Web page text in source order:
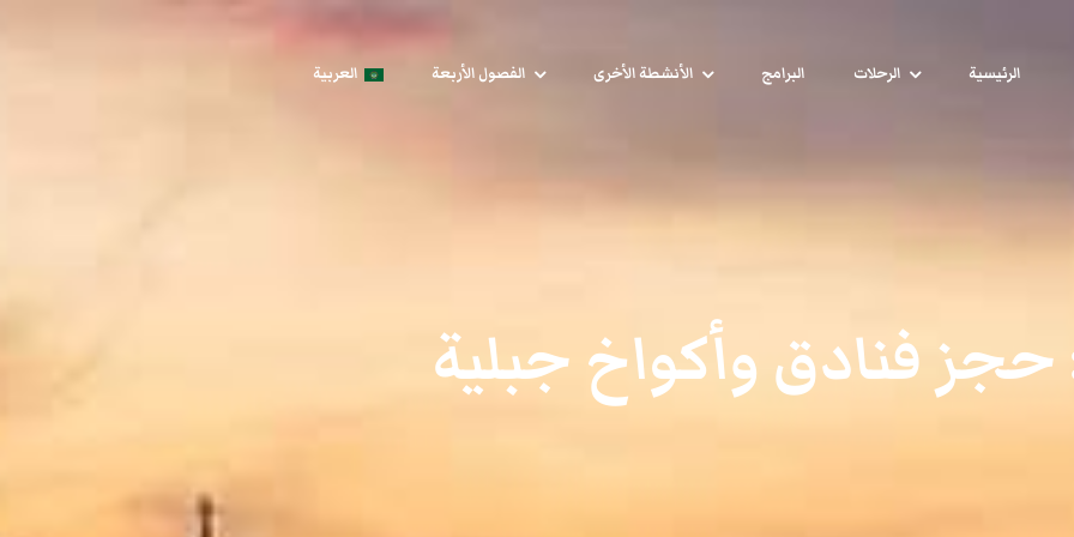
الرئيسية الرحلات البرامج الأنشطة الأخرى الفصول الأربعة العربية
حجز فنادق وأكواخ جبلية